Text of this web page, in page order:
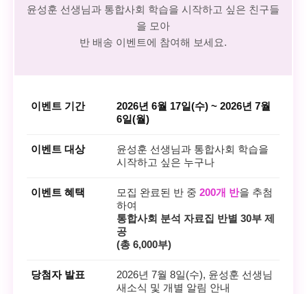
윤성훈 선생님과 통합사회 학습을 시작하고 싶은 친구들
을 모아
반 배송 이벤트에 참여해 보세요.
이벤트 기간
2026년 6월 17일(수) ~ 2026년 7월
6일(월)
이벤트 대상
윤성훈 선생님과 통합사회 학습을
시작하고 싶은 누구나
이벤트 혜택 모집 완료된 반 중200개 반을 추첨
하여
통합사회 분석 자료집 반별 30부 제
공
(총 6,000부)
당첨자 발표
2026년 7월 8일(수), 윤성훈 선생님
새소식 및 개별 알림 안내